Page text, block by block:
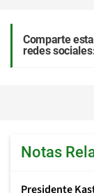
Comparte
redes
Notas
Presidente